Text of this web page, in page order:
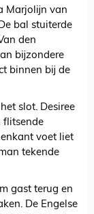
Marjolijn van
bal stuiterde
den
bijzondere
binnen bij de
slot. Desiree
flitsende
voet liet
tekende
gast terug en
De Engelse